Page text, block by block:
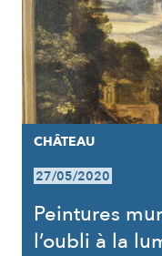
CHÂTEAU
27/05/2020
Peintures
l’oubli à la